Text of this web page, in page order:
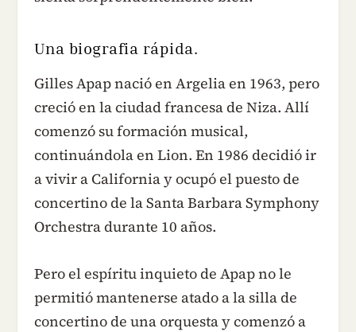
Una biografia rápida.
Gilles Apap nació en Argelia en 1963, pero
creció en la ciudad francesa de Niza. Allí
comenzó su formación musical,
continuándola en Lion. En 1986 decidió ir
a vivir a California y ocupó el puesto de
concertino de la Santa Barbara Symphony
Orchestra durante 10 años.
Pero el espíritu inquieto de Apap no le
permitió mantenerse atado a la silla de
concertino de una orquesta y comenzó a